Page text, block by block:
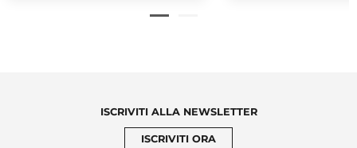
ISCRIVITI ALLA NEWSLETTER
ISCRIVITI ORA